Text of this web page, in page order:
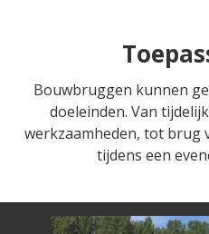
Bouwbruggen kunnen
doeleinden. Van
werkzaamheden, tot brug
tijdens een